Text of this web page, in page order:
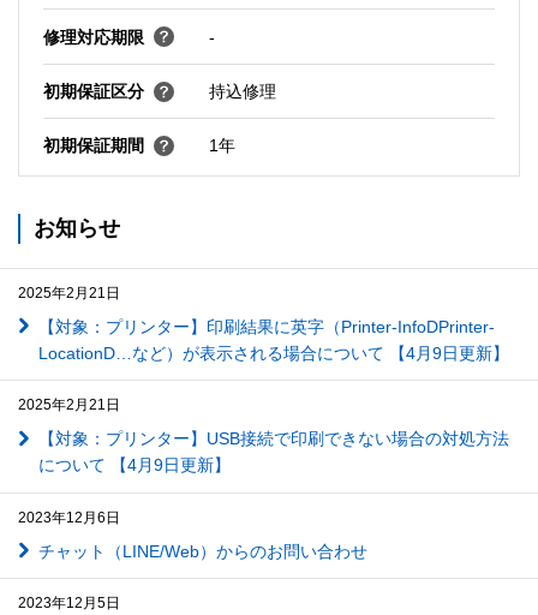
修理対応期限 -
初期保証区分 持込修理
初期保証期間 1年
お知らせ
2025年2月21日
【対象：プリンター】印刷結果に英字（Printer-InfoDPrinter-
LocationD…など）が表示される場合について 【4月9日更新】
2025年2月21日
【対象：プリンター】USB接続で印刷できない場合の対処方法
について 【4月9日更新】
2023年12月6日
チャット（LINE/Web）からのお問い合わせ
2023年12月5日